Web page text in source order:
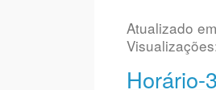
Atualizado
Horário-